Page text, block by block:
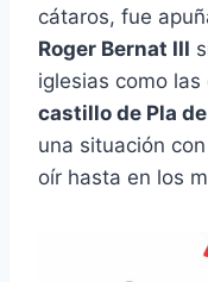
cátaros, fue
Roger Bernat III
iglesias como las
castillo de Pla
una situación
oír hasta en los